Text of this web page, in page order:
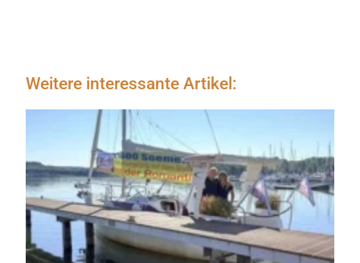
Weitere interessante Artikel: